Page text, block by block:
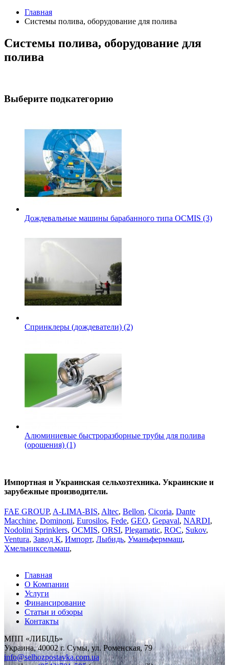
Главная
Системы полива, оборудование для полива
Системы полива, оборудование для
полива
Выберите подкатегорию
Дождевальные машины барабанного типа OCMIS (3)
Спринклеры (дождеватели) (2)
Алюминиевые быстроразборные трубы для полива
(орошения) (1)
Импортная и Украинская сельхозтехника. Украинские и
зарубежные производители.
FAE GROUP, A-LIMA-BIS, Altec, Bellon, Cicoria, Dante
Macchine, Dominoni, Eurosilos, Fede, GEO, Gepaval, NARDI,
Nodolini Sprinklers, OCMIS, ORSI, Plegаmatic, ROC, Sukov,
Ventura, Завод К, Импорт, Лыбидь, Уманьферммаш,
Хмельниксельмаш,
Главная
О Компании
Услуги
Финансирование
Статьи и обзоры
Контакты
МПП «ЛИБІДЬ»
Украина, 40002 г. Сумы, ул. Роменская, 79
info@selhozpostavka.com.ua